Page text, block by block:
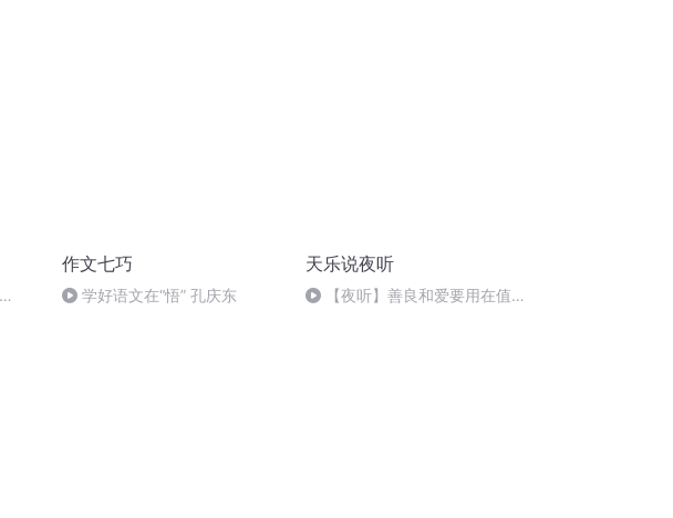
作文七巧
学好语文在“悟” 孔庆东
天乐说夜听
【夜听】善良和爱要用在值得